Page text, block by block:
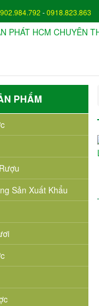
-0918.823.863
PHẨM
Sản Xuất Khẩu